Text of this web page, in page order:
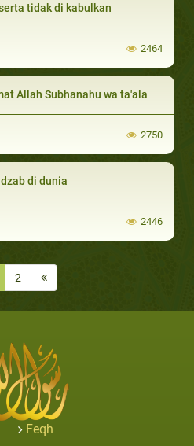
tidak di kabulkan
2464
Allah Subhanahu wa ta'ala
2750
di dunia
2446
2
Feqh